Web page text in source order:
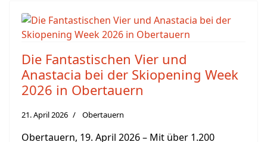
Die Fantastischen Vier und
Anastacia bei der Skiopening Week
2026 in Obertauern
21. April 2026 Obertauern
Obertauern, 19. April 2026 – Mit über 1.200